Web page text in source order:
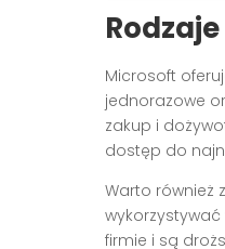
Microsoft
jednorazowe
zakup i
dostęp do
Warto również
firmie i są